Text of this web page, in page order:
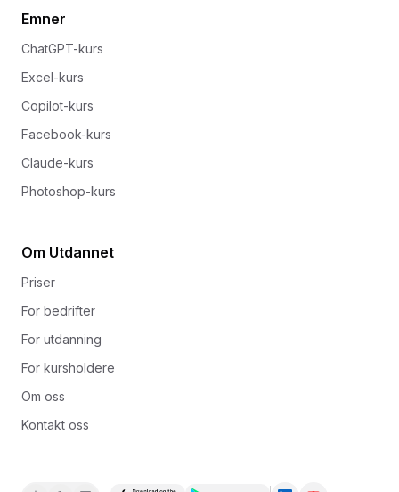
Emner
ChatGPT-kurs
Excel-kurs
Copilot-kurs
Facebook-kurs
Claude-kurs
Photoshop-kurs
Om Utdannet
Priser
For bedrifter
For utdanning
For kursholdere
Om oss
Kontakt oss